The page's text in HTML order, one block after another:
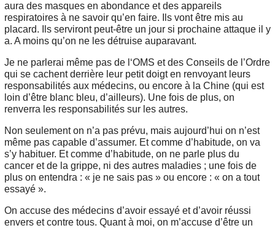
aura des masques en abondance et des appareils
respiratoires à ne savoir qu’en faire. Ils vont être mis au
placard. Ils serviront peut-être un jour si prochaine attaque il y
a. A moins qu’on ne les détruise auparavant.
Je ne parlerai même pas de l‘OMS et des Conseils de l’Ordre
qui se cachent derrière leur petit doigt en renvoyant leurs
responsabilités aux médecins, ou encore à la Chine (qui est
loin d’être blanc bleu, d’ailleurs). Une fois de plus, on
renverra les responsabilités sur les autres.
Non seulement on n’a pas prévu, mais aujourd’hui on n’est
même pas capable d’assumer. Et comme d’habitude, on va
s’y habituer. Et comme d’habitude, on ne parle plus du
cancer et de la grippe, ni des autres maladies ; une fois de
plus on entendra : « je ne sais pas » ou encore : « on a tout
essayé ».
On accuse des médecins d’avoir essayé et d’avoir réussi
envers et contre tous. Quant à moi, on m’accuse d’être un